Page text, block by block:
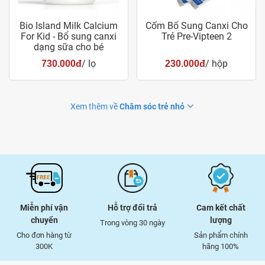
Bio Island Milk Calcium
For Kid - Bổ sung canxi
dạng sữa cho bé
730.000đ/ lọ
Cốm Bổ Sung Canxi Cho
Trẻ Pre-Vipteen 2
230.000đ/ hộp
Xem thêm vềChăm sóc trẻ nhỏ
Miễn phí vận
chuyển
Cho đơn hàng từ
300K
Hỗ trợ đổi trả
Trong vòng 30 ngày
Cam kết chất
lượng
Sản phẩm chính
hãng 100%